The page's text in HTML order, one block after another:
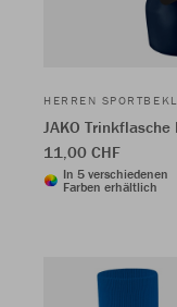
HERREN
JAKO
11,00 CHF
In 5 verschiedenen
Farben erhältlich